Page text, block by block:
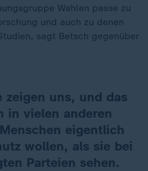
Wahlen passe zu
und auch zu denen
sagt Betsch gegenüber
zeigen uns, und das
in vielen anderen
eigentlich
wollen, als sie bei
Parteien sehen.